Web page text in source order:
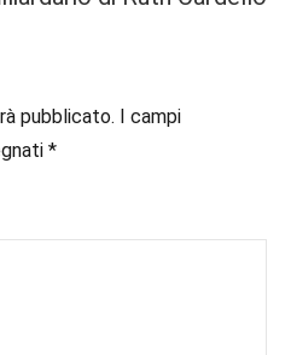
pubblicato. I campi
*